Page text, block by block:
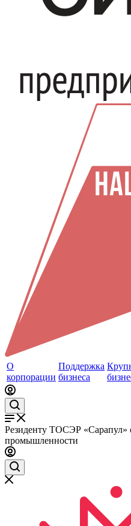
О
корпорации
Поддержка
бизнеса
Резиденту ТОСЭР «Сарапул»
промышленности